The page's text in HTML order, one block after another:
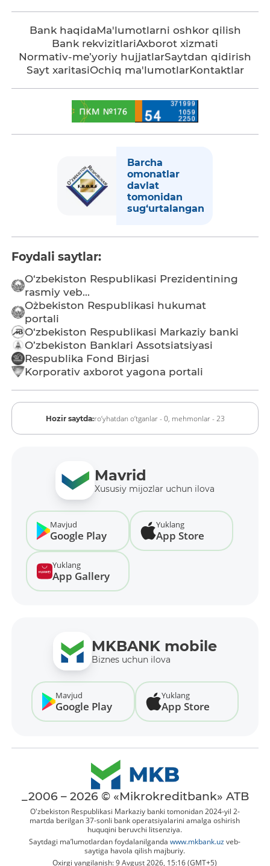
Bank haqidaMa'lumotlarni oshkor qilish
Bank rekvizitlariAxborot xizmati
Normativ-me’yoriy hujjatlarSaytdan qidirish
Sayt xaritasiOchiq ma'lumotlarKontaktlar
Barcha
omonatlar
davlat
tomonidan
sug‘urtalangan
Foydali saytlar:
O‘zbekiston Respublikasi Prezidentining
rasmiy veb...
O`zbekiston Respublikasi hukumat
portali
O‘zbekiston Respublikasi Markaziy banki
O’zbekiston Banklari Assotsiatsiyasi
Respublika Fond Birjasi
Korporativ axborot yagona portali
Hozir saytda:ro‘yhatdan o‘tganlar - 0, mehmonlar - 23
Mavrid
Xususiy mijozlar uchun ilova
Mavjud
Google Play
Yuklang
App Store
Yuklang
App Gallery
MKBANK mobile
Biznes uchun ilova
Mavjud
Google Play
Yuklang
App Store
_2006 – 2026 © «Mikrokreditbank» ATB
O'zbekiston Respublikasi Markaziy banki tomonidan 2024-yil 2-
martda berilgan 37-sonli bank operatsiyalarini amalga oshirish
huquqini beruvchi litsenziya.
Saytdagi ma’lumotlardan foydalanilgandawww.mkbank.uz veb-
saytiga havola qilish majburiy.
Oxirgi yangilanish: 9 Avgust 2026, 15:16 (GMT+5)